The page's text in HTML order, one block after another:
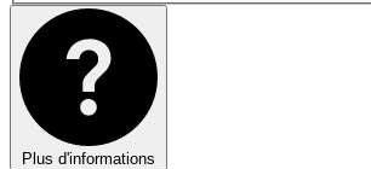
Plus d'informations